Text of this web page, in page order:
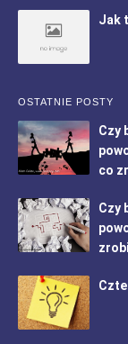
Jak
OSTATNIE POSTY
Czy
co
Czy